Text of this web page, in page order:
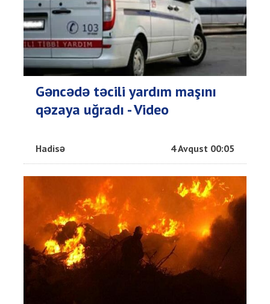
Gəncədə təcili yardım maşını
qəzaya uğradı - Video
Hadisə 4 Avqust 00:05